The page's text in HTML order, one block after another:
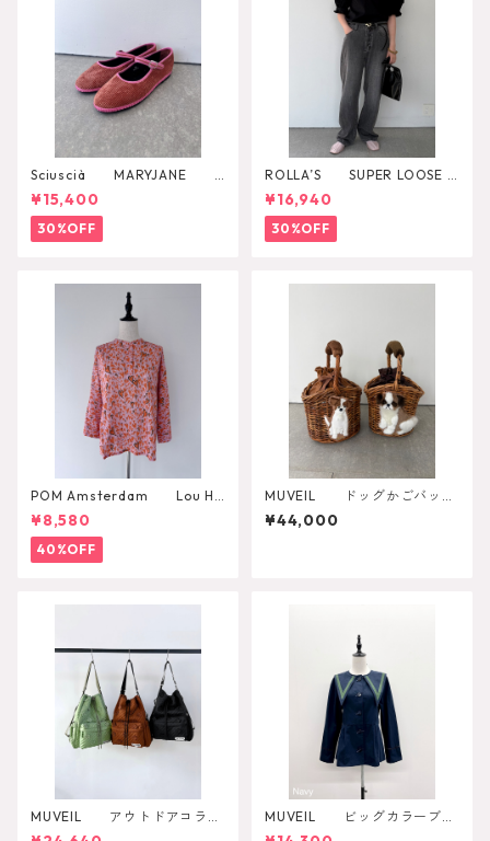
Sciuscià MARYJANE
（ROOIBOS TEA）
¥15,400
30%OFF
ROLLA’S SUPER LOOSE B
LACK STONE
¥16,940
30%OFF
POM Amsterdam Lou He
art to Heart Blouse
¥8,580
40%OFF
MUVEIL ドッグかごバッ
グ MA262EBG004
¥44,000
MUVEIL アウトドアコラボ
2WAYリュック
MUVEIL ビッグカラーブラ
ウス